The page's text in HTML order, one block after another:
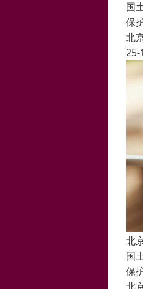
国
保
北
25-
北
国
保